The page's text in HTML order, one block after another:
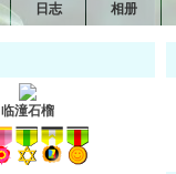
日志 相册
临潼石榴